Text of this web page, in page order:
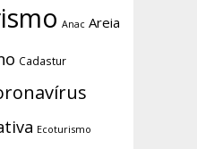
Anac Areia
Cadastur
Ecoturismo